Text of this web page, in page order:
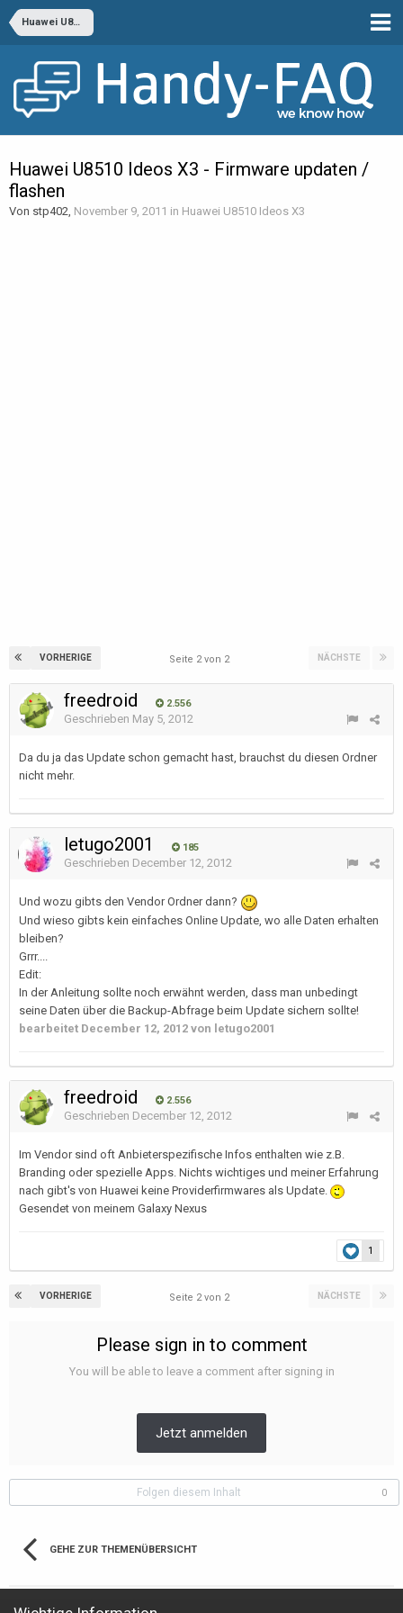
Huawei U8510 Ideos X3
Huawei U8510 Ideos X3 - Firmware updaten /
flashen
Von stp402, November 9, 2011 in Huawei U8510 Ideos X3
VORHERIGE NÄCHSTE
Seite 2 von 2
freedroid 2.556
Geschrieben May 5, 2012
Da du ja das Update schon gemacht hast, brauchst du diesen Ordner
nicht mehr.
letugo2001 185
Geschrieben December 12, 2012
Und wozu gibts den Vendor Ordner dann?
Und wieso gibts kein einfaches Online Update, wo alle Daten erhalten
bleiben?
Grrr....
Edit:
In der Anleitung sollte noch erwähnt werden, dass man unbedingt
seine Daten über die Backup-Abfrage beim Update sichern sollte!
bearbeitet December 12, 2012 von letugo2001
freedroid 2.556
Geschrieben December 12, 2012
Im Vendor sind oft Anbieterspezifische Infos enthalten wie z.B.
Branding oder spezielle Apps. Nichts wichtiges und meiner Erfahrung
nach gibt's von Huawei keine Providerfirmwares als Update.
Gesendet von meinem Galaxy Nexus
1
VORHERIGE NÄCHSTE
Seite 2 von 2
Please sign in to comment
You will be able to leave a comment after signing in
Jetzt anmelden
Folgen diesem Inhalt 0
GEHE ZUR THEMENÜBERSICHT